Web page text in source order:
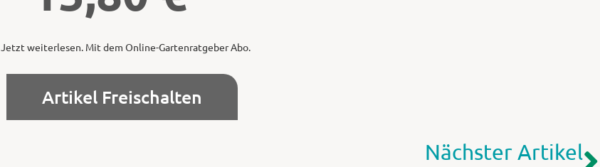
Jetzt weiterlesen. Mit dem Online-Gartenratgeber Abo.
Artikel Freischalten
Nächster Artikel